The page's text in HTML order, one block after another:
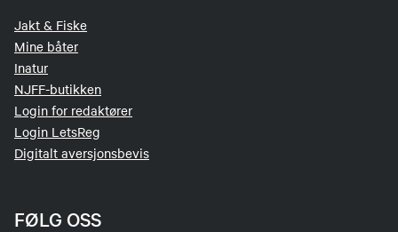
Jakt & Fiske
Mine båter
Inatur
NJFF-butikken
Login for redaktører
Login LetsReg
Digitalt aversjonsbevis
FØLG OSS